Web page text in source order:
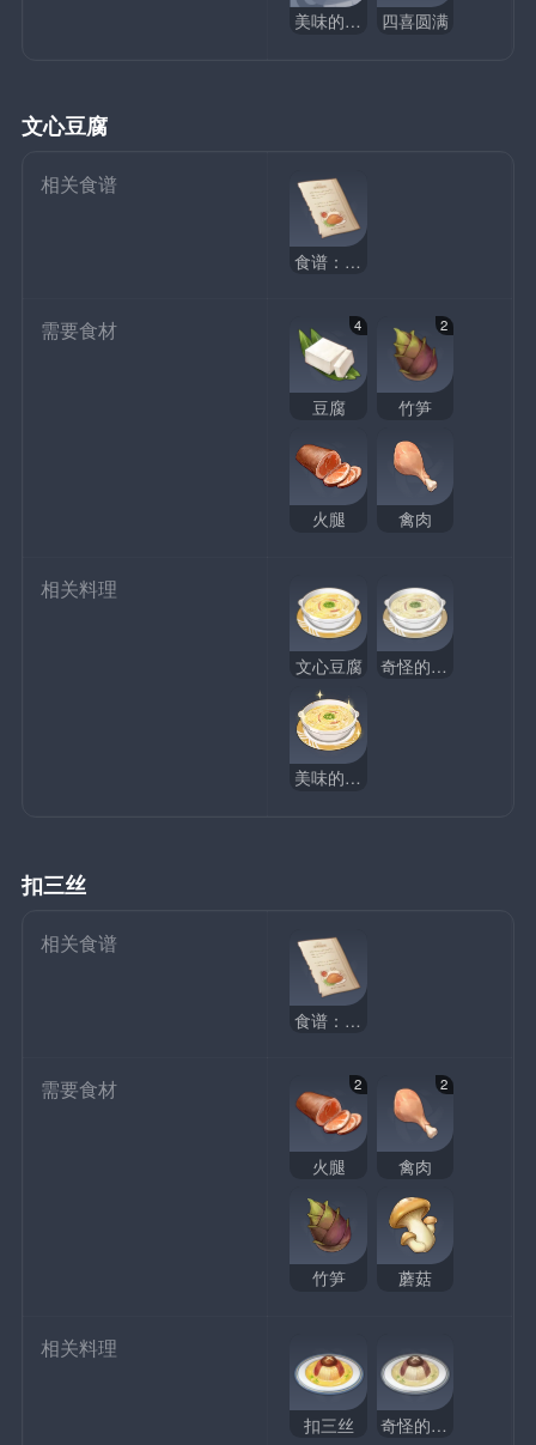
美味的红烧肉圆 四喜圆满
文心豆腐
相关食谱
食谱：文心豆腐
需要食材 4
豆腐
2
竹笋
火腿 禽肉
相关料理
文心豆腐 奇怪的文心豆腐
美味的文心豆腐
扣三丝
相关食谱
食谱：扣三丝
需要食材 2
火腿
2
禽肉
竹笋 蘑菇
相关料理
扣三丝 奇怪的扣三丝